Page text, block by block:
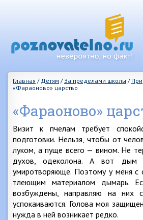
Главная / Детям / За пределами школы /
«Фараоново» царство
«Фараоново»
Визит к пчелам требует
подготовки. Нельзя, чтобы от
луком, а пуще всего — вином. Не
духов, одеколона. А вот дым
умиротворяюще. Поэтому у меня с
тлеющим материалом дымарь.
возбуждены, направляю на них
успокаиваются. Голова моя
нужда в ней возникает редко.